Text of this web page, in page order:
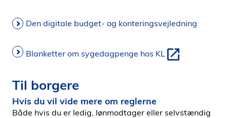
Den digitale budget- og konteringsvejledning
Blanketter om sygedagpenge hos KL
Til borgere
Hvis du vil vide mere om reglerne
Både hvis du er ledig, lønmodtager eller selvstændig